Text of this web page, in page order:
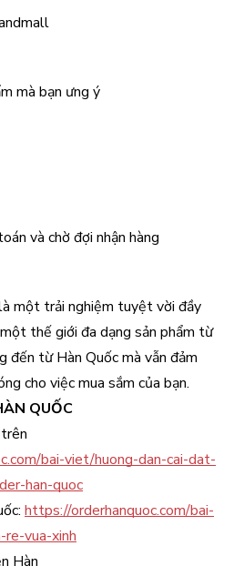
mà bạn ưng ý
và chờ đợi nhận hàng
một trải nghiệm tuyệt vời đầy
thế giới đa dạng sản phẩm từ
đến từ Hàn Quốc mà vẫn đảm
cho việc mua sắm của bạn.
QUỐC
bai-viet/huong-dan-cai-dat-
han-quoc
https://orderhanquoc.com/bai-
re-vua-xinh
Hàn